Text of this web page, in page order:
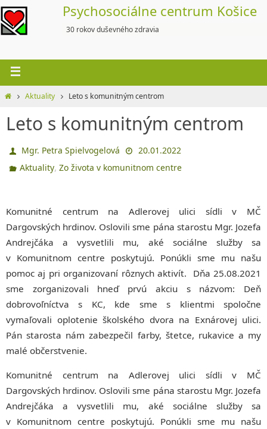
Skip
to
content
Psychosociálne centrum Košice
30 rokov duševného zdravia
HomeAktuality Leto s komunitným centrom
Leto s komunitným centrom
Mgr. Petra Spielvogelová
20.01.2022
Aktuality,Zo života v komunitnom centre
Komunitné centrum na Adlerovej ulici sídli v MČ
Dargovských hrdinov. Oslovili sme pána starostu Mgr. Jozefa
Andrejčáka a vysvetlili mu, aké sociálne služby sa
v Komunitnom centre poskytujú. Ponúkli sme mu našu
pomoc aj pri organizovaní rôznych aktivít. Dňa 25.08.2021
sme zorganizovali hneď prvú akciu s názvom: Deň
dobrovoľníctva s KC, kde sme s klientmi spoločne
vymaľovali oplotenie školského dvora na Exnárovej ulici.
Pán starosta nám zabezpečil farby, štetce, rukavice a my
malé občerstvenie.
Komunitné centrum na Adlerovej ulici sídli v MČ
Dargovských hrdinov. Oslovili sme pána starostu Mgr. Jozefa
Andrejčáka a vysvetlili mu, aké sociálne služby sa
v Komunitnom centre poskytujú. Ponúkli sme mu našu